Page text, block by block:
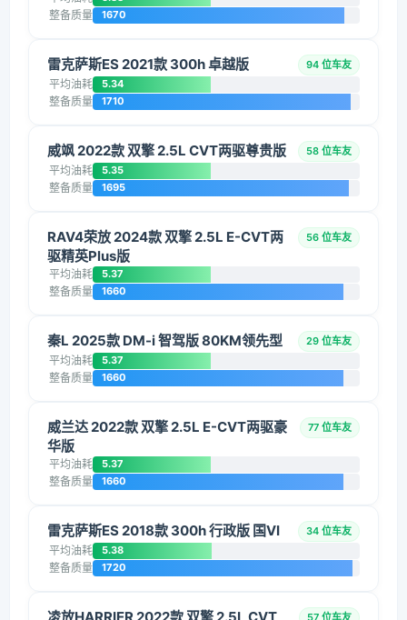
整备质量 1670
雷克萨斯ES 2021款 300h 卓越版 94 位车友
平均油耗 5.34
整备质量 1710
威飒 2022款 双擎 2.5L CVT两驱尊贵版 58 位车友
平均油耗 5.35
整备质量 1695
RAV4荣放 2024款 双擎 2.5L E-CVT两
驱精英Plus版
56 位车友
平均油耗 5.37
整备质量 1660
秦L 2025款 DM-i 智驾版 80KM领先型 29 位车友
平均油耗 5.37
整备质量 1660
威兰达 2022款 双擎 2.5L E-CVT两驱豪
华版
77 位车友
平均油耗 5.37
整备质量 1660
雷克萨斯ES 2018款 300h 行政版 国VI 34 位车友
平均油耗 5.38
整备质量 1720
57 位车友